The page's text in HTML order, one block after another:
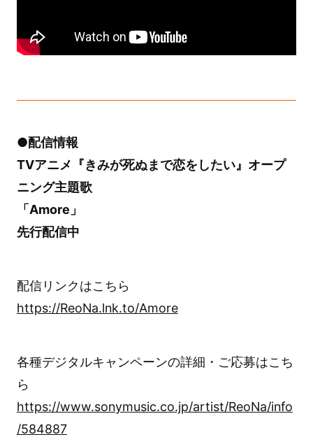
●配信情報
TVアニメ『きみが死ぬまで恋をしたい』オープ
ニング主題歌
「Amore」
先行配信中
配信リンクはこちら
https://ReoNa.lnk.to/Amore
各種デジタルキャンペーンの詳細・ご応募はこち
ら
https://www.sonymusic.co.jp/artist/ReoNa/info
/584887